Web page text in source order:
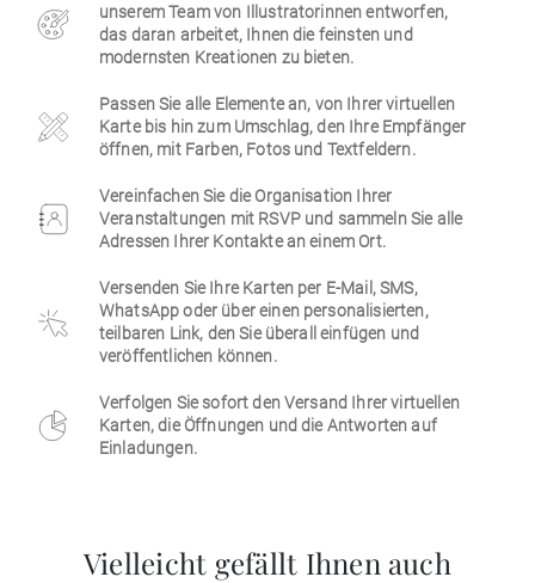
unserem Team von Illustratorinnen entworfen,
das daran arbeitet, Ihnen die feinsten und
modernsten Kreationen zu bieten.
Passen Sie alle Elemente an, von Ihrer virtuellen
Karte bis hin zum Umschlag, den Ihre Empfänger
öffnen, mit Farben, Fotos und Textfeldern.
Vereinfachen Sie die Organisation Ihrer
Veranstaltungen mit RSVP und sammeln Sie alle
Adressen Ihrer Kontakte an einem Ort.
Versenden Sie Ihre Karten per E-Mail, SMS,
WhatsApp oder über einen personalisierten,
teilbaren Link, den Sie überall einfügen und
veröffentlichen können.
Verfolgen Sie sofort den Versand Ihrer virtuellen
Karten, die Öffnungen und die Antworten auf
Einladungen.
Vielleicht gefällt Ihnen auch